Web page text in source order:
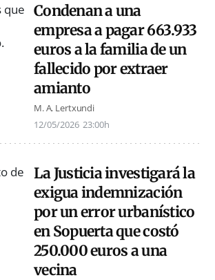
Condenan a una
empresa a pagar 663.933
euros a la familia de un
fallecido por extraer
amianto
M. A. Lertxundi
12/05/2026 23:00h
La Justicia investigará la
exigua indemnización
por un error urbanístico
en Sopuerta que costó
250.000 euros a una
vecina